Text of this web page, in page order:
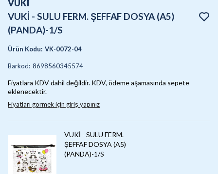
VUKİ
VUKİ - SULU FERM. ŞEFFAF DOSYA (A5)
(PANDA)-1/S
Ürün Kodu: VK-0072-04
Barkod: 8698560345574
Fiyatlara KDV dahil değildir. KDV, ödeme aşamasında sepete
eklenecektir.
Fiyatları görmek için giriş yapınız
VUKİ - SULU FERM.
ŞEFFAF DOSYA (A5)
(PANDA)-1/S